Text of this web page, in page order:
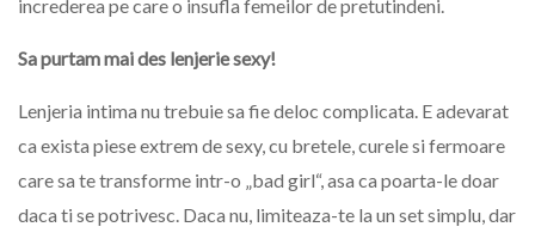
increderea pe care o insufla femeilor de pretutindeni.
Sa purtam mai des lenjerie sexy!
Lenjeria intima nu trebuie sa fie deloc complicata. E adevarat
ca exista piese extrem de sexy, cu bretele, curele si fermoare
care sa te transforme intr-o „bad girl“, asa ca poarta-le doar
daca ti se potrivesc. Daca nu, limiteaza-te la un set simplu, dar